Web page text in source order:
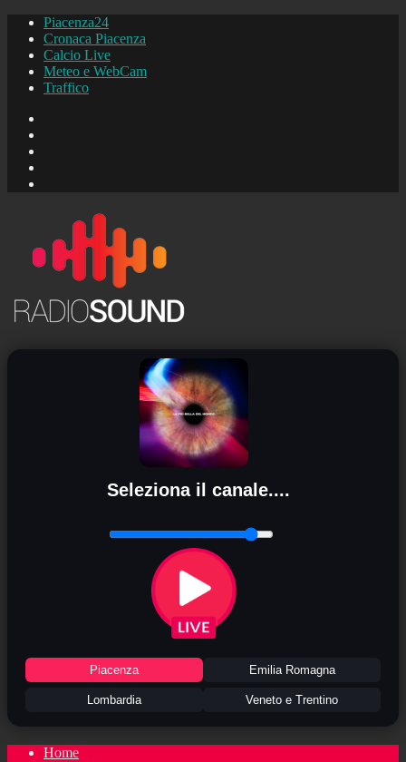
Piacenza24
Cronaca Piacenza
Calcio Live
Meteo e WebCam
Traffico
Seleziona il canale....
Piacenza Emilia Romagna
Lombardia Veneto e Trentino
Home